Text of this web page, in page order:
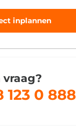
inplannen
vraag?
123 0 888